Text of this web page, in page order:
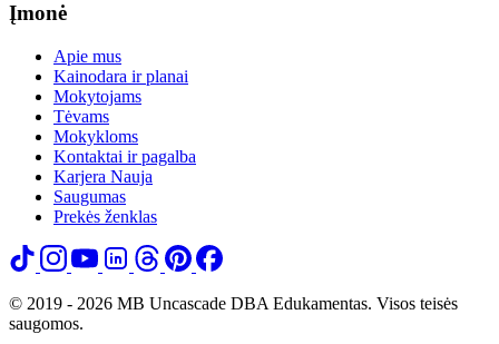
Įmonė
Apie mus
Kainodara ir planai
Mokytojams
Tėvams
Mokykloms
Kontaktai ir pagalba
Karjera Nauja
Saugumas
Prekės ženklas
© 2019 - 2026 MB Uncascade DBA Edukamentas. Visos teisės
saugomos.